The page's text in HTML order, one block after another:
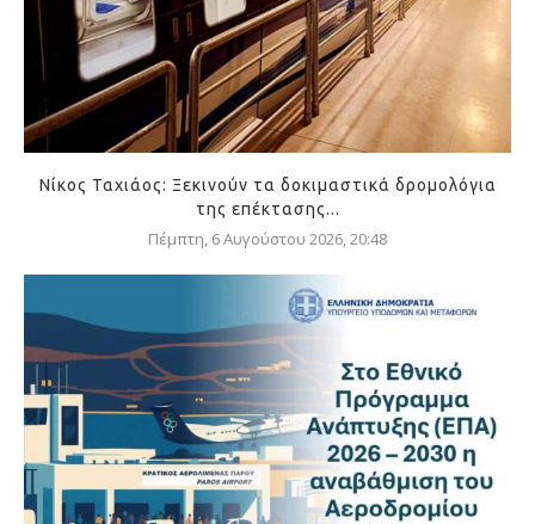
Νίκος Ταχιάος: Ξεκινούν τα δοκιμαστικά δρομολόγια
της επέκτασης...
Πέμπτη, 6 Αυγούστου 2026, 20:48